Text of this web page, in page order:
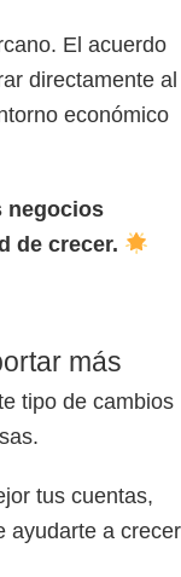
El acuerdo
directamente al
económico
negocios
de crecer.
más
tipo de cambios
tus cuentas,
ayudarte a crecer